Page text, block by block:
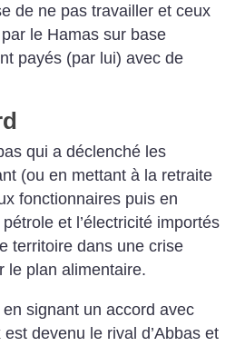
de ne pas travailler et ceux
le Hamas sur base
payés (par lui) avec de
qui a déclenché les
(ou en mettant à la retraite
fonctionnaires puis en
et l’électricité importés
territoire dans une crise
le plan alimentaire.
signant un accord avec
devenu le rival d’Abbas et